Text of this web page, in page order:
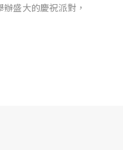
盛大的慶祝派對，